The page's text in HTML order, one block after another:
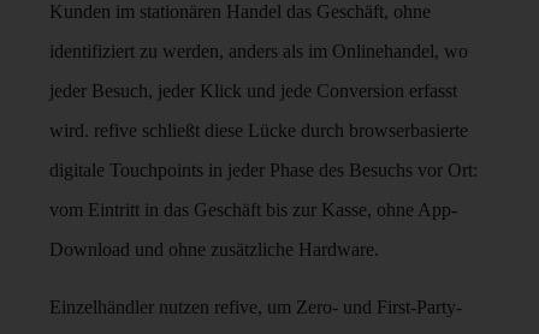
Kunden im stationären Handel das Geschäft, ohne
identifiziert zu werden, anders als im Onlinehandel, wo
jeder Besuch, jeder Klick und jede Conversion erfasst
wird. refive schließt diese Lücke durch browserbasierte
digitale Touchpoints in jeder Phase des Besuchs vor Ort:
vom Eintritt in das Geschäft bis zur Kasse, ohne App-
Download und ohne zusätzliche Hardware.
Einzelhändler nutzen refive, um Zero- und First-Party-